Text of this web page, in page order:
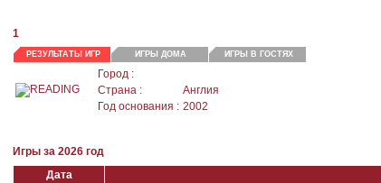
1
РЕЗУЛЬТАТЫ ИГР ИГРЫ ДОМА ИГРЫ В ГОСТЯХ
Город :
Страна :
Англия
Год основания : 2002
Игры за 2026 год
Дата